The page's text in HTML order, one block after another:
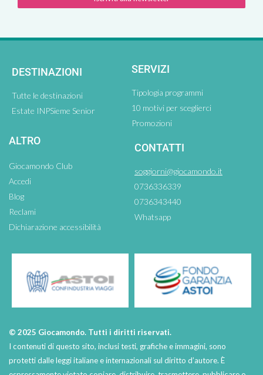
DESTINAZIONI
Tutte le destinazioni
Estate INPSieme Senior
SERVIZI
Tipologia programmi
10 motivi per sceglierci
Promozioni
ALTRO
Giocamondo Club
Accedi
Blog
Reclami
Dichiarazione accessibilità
CONTATTI
soggiorni@giocamondo.it
0736336339
0736343440
Whatsapp
© 2025 Giocamondo. Tutti i diritti riservati.
I contenuti di questo sito, inclusi testi, grafiche e immagini, sono
protetti dalle leggi italiane e internazionali sul diritto d’autore. È